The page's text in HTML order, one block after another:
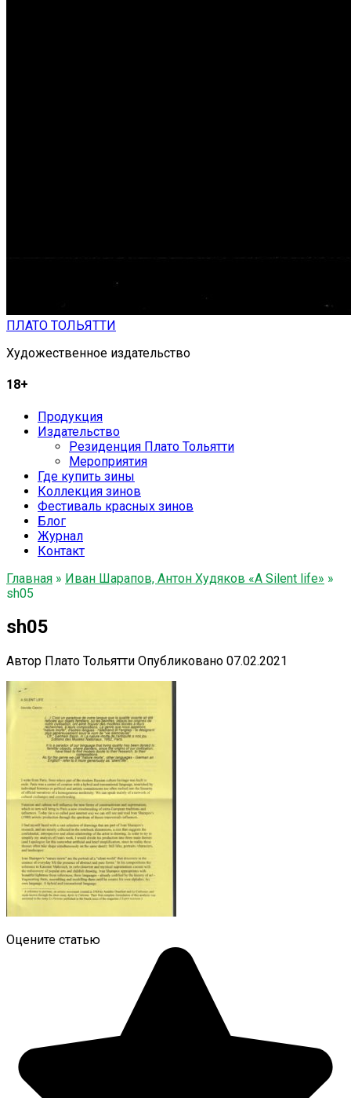
ПЛАТО ТОЛЬЯТТИ
Художественное издательство
18+
Продукция
Издательство
Резиденция Плато Тольятти
Мероприятия
Где купить зины
Коллекция зинов
Фестиваль красных зинов
Блог
Журнал
Контакт
Главная » Иван Шарапов, Антон Худяков «A Silent life» »
sh05
sh05
Автор Плато Тольятти Опубликовано 07.02.2021
Оцените статью